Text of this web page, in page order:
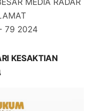
MEDIA RADAR
79 2024
KESAKTIAN